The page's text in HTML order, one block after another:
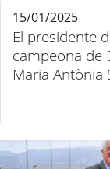
El presidente
campeona de
Maria Antònia
15/01/2025